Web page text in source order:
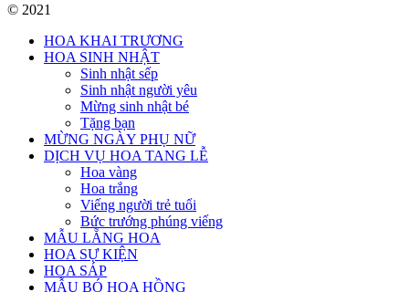
© 2021
HOA KHAI TRƯƠNG
HOA SINH NHẬT
Sinh nhật sếp
Sinh nhật người yêu
Mừng sinh nhật bé
Tặng bạn
MỪNG NGÀY PHỤ NỮ
DỊCH VỤ HOA TANG LỄ
Hoa vàng
Hoa trắng
Viếng người trẻ tuổi
Bức trướng phúng viếng
MẪU LẴNG HOA
HOA SỰ KIỆN
HOA SÁP
MẪU BÓ HOA HỒNG